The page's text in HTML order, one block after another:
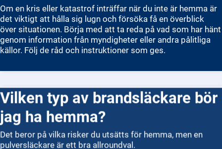
Om en kris eller katastrof inträffar när du inte är hemma är
det viktigt att hålla sig lugn och försöka få en överblick
över situationen. Börja med att ta reda på vad som har hänt
genom information från myndigheter eller andra pålitliga
källor. Följ de råd och instruktioner som ges.
Vilken typ av brandsläckare bör
jag ha hemma?
Det beror på vilka risker du utsätts för hemma, men en
pulversläckare är ett bra allroundval.